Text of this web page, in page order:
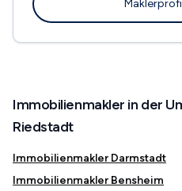
Immobilienmakler in der
Riedstadt
Immobilienmakler Darmstadt
Immobilienmakler Bensheim